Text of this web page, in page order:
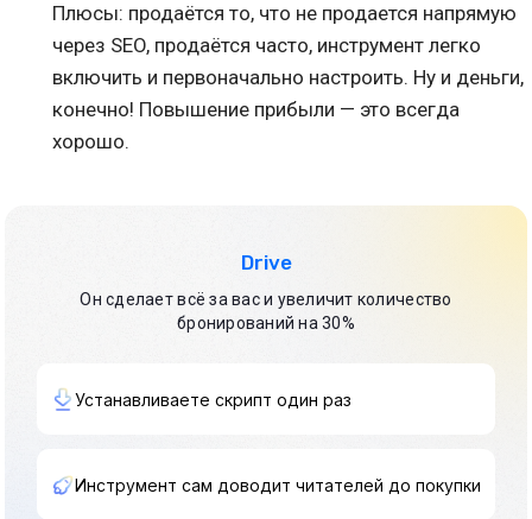
Плюсы: продаётся то, что не продается напрямую
через SEO, продаётся часто, инструмент легко
включить и первоначально настроить. Ну и деньги,
конечно! Повышение прибыли — это всегда
хорошо.
Устанавливаете скрипт один раз
Инструмент сам доводит читателей до покупки
Drive
Он сделает всё за вас и увеличит количество
бронирований на 30%